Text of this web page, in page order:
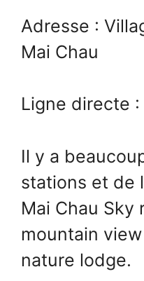
Adresse :
Mai Chau
Ligne directe
Il y a
stations et de
Mai Chau Sky
mountain
nature lodge.